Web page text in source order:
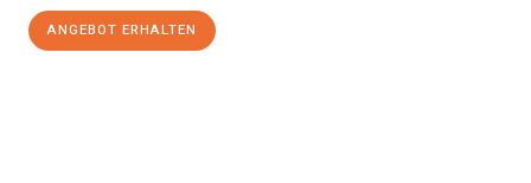
ANGEBOT ERHALTEN